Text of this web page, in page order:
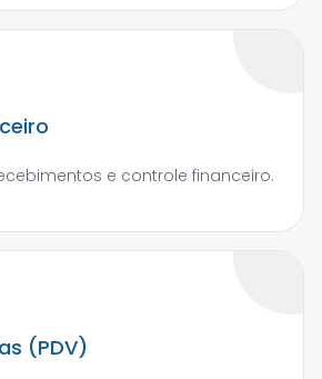
e controle financeiro.
(PDV)